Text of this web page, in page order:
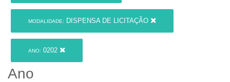
MODALIDADE: DISPENSA DE LICITAÇÃO
ANO: 0202
Ano